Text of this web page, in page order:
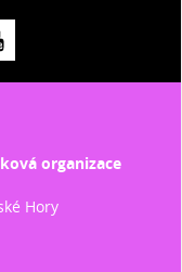
organizace
Hory